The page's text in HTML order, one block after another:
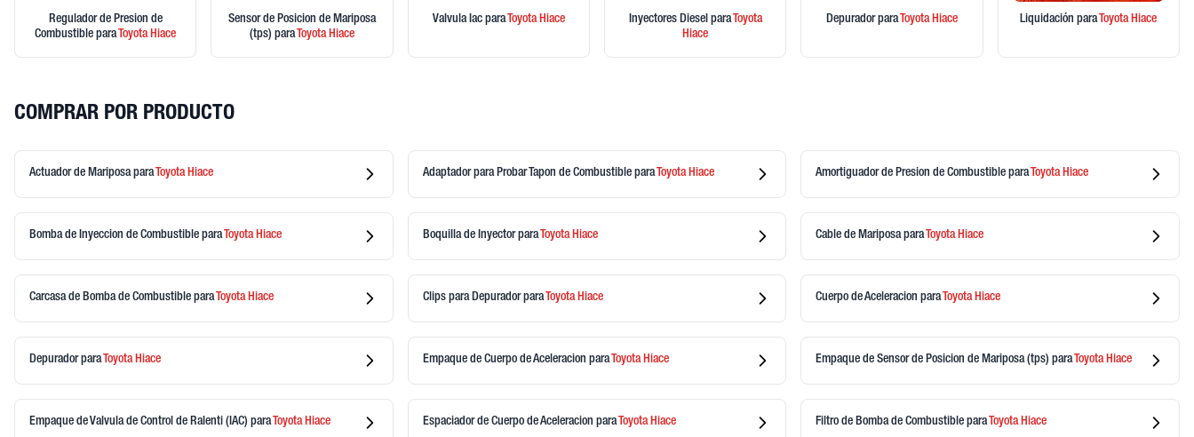
Regulador de Presion de
CombustibleparaToyotaHiace
Sensor de Posicion de Mariposa
(tps) paraToyotaHiace
Valvula Iac paraToyotaHiace Inyectores Diesel paraToyota
Hiace
DepuradorparaToyotaHiace LiquidaciónparaToyotaHiace
COMPRAR POR PRODUCTO
Actuador de Mariposa para ToyotaHiace Adaptador para Probar Tapon de Combustible para ToyotaHiace Amortiguador de Presion de Combustible para ToyotaHiace
Bomba de Inyeccion de Combustible para ToyotaHiace Boquilla de Inyector para ToyotaHiace Cable de Mariposa para ToyotaHiace
Carcasa de Bomba de Combustible para ToyotaHiace Clips para Depurador para ToyotaHiace Cuerpo de Aceleracion para ToyotaHiace
Depurador para ToyotaHiace Empaque de Cuerpo de Aceleracion para ToyotaHiace Empaque de Sensor de Posicion de Mariposa (tps) para ToyotaHiace
Empaque de Valvula de Control de Ralenti (IAC) para ToyotaHiace Espaciador de Cuerpo de Aceleracion para ToyotaHiace Filtro de Bomba de Combustible para ToyotaHiace